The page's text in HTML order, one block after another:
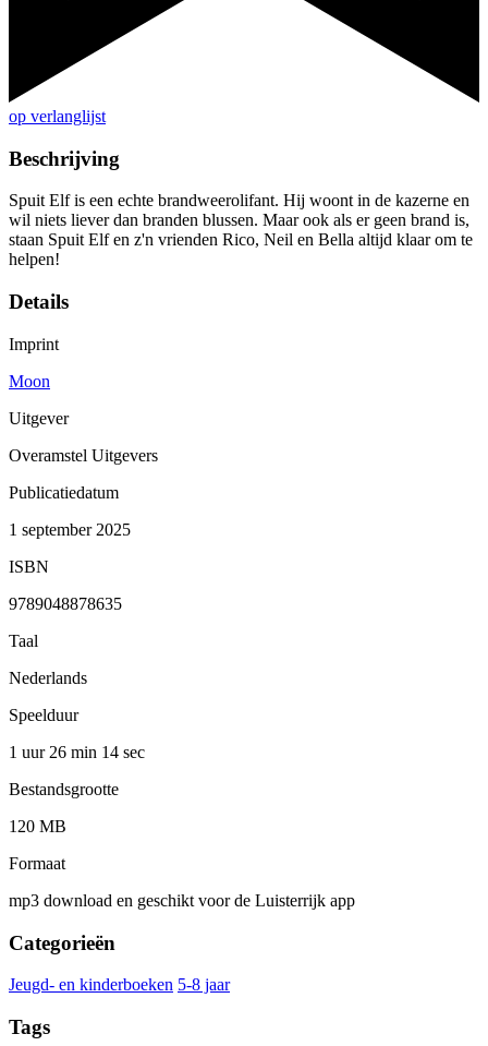
op verlanglijst
Beschrijving
Spuit Elf is een echte brandweerolifant. Hij woont in de kazerne en
wil niets liever dan branden blussen. Maar ook als er geen brand is,
staan Spuit Elf en z'n vrienden Rico, Neil en Bella altijd klaar om te
helpen!
Details
Imprint
Moon
Uitgever
Overamstel Uitgevers
Publicatiedatum
1 september 2025
ISBN
9789048878635
Taal
Nederlands
Speelduur
1 uur 26 min 14 sec
Bestandsgrootte
120 MB
Formaat
mp3 download en geschikt voor de Luisterrijk app
Categorieën
Jeugd- en kinderboeken 5-8 jaar
Tags